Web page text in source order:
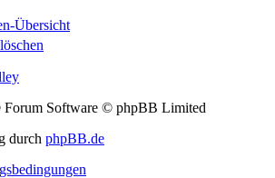
Übersicht
Software © phpBB Limited
durch phpBB.de